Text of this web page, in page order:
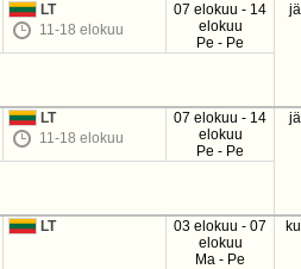
LT
11-18 elokuu
07 elokuu - 14
elokuu
Pe - Pe
LT
11-18 elokuu
07 elokuu - 14
elokuu
Pe - Pe
LT
03 elokuu - 07
elokuu
Ma - Pe